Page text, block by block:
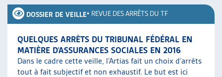
DOSSIER DE VEILLE• REVUE DES ARRÊTS DU TF
QUELQUES ARRÊTS DU TRIBUNAL FÉDÉRAL EN
MATIÈRE D’ASSURANCES SOCIALES EN 2016
Dans le cadre cette veille, l’Artias fait un choix d’arrêts
tout à fait subjectif et non exhaustif. Le but est ici